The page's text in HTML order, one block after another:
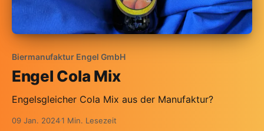
Biermanufaktur Engel GmbH
Engel Cola Mix
Engelsgleicher Cola Mix aus der Manufaktur?
09 Jan. 20241 Min. Lesezeit